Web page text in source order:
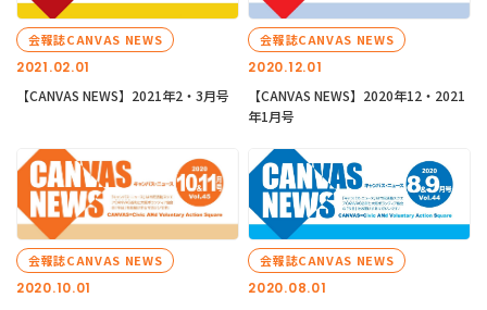
2021.02.01
会報誌CANVAS NEWS
【CANVAS NEWS】2021年2・3月号
2020.12.01
会報誌CANVAS NEWS
【CANVAS NEWS】2020年12・2021
年1月号
2020.10.01
会報誌CANVAS NEWS
2020.08.01
会報誌CANVAS NEWS